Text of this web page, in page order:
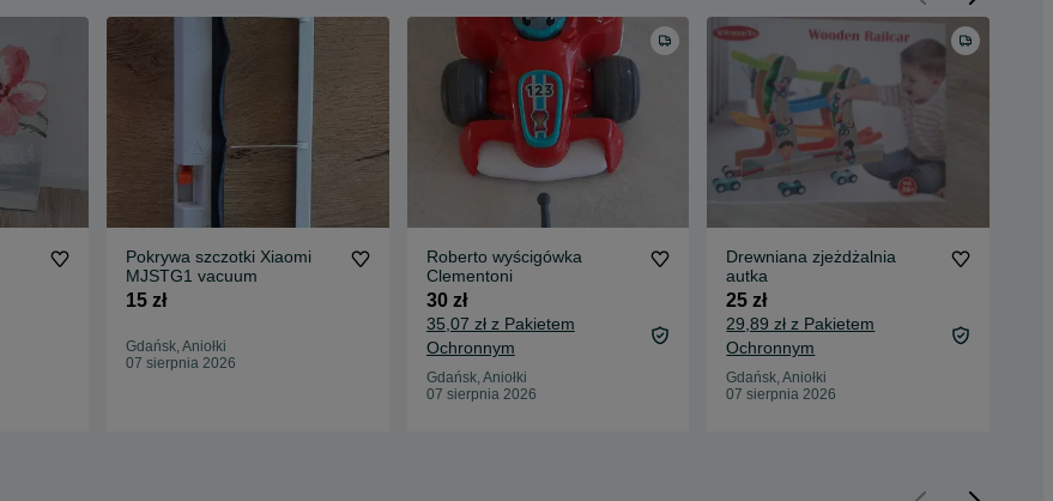
Pokrywa szczotki Xiaomi
MJSTG1 vacuum
15 zł
Gdańsk, Aniołki
07 sierpnia 2026
Roberto wyścigówka
Clementoni
30 zł
35,07 zł z Pakietem
Ochronnym
Gdańsk, Aniołki
07 sierpnia 2026
Drewniana zjeżdżalnia
autka
25 zł
29,89 zł z Pakietem
Ochronnym
Gdańsk, Aniołki
07 sierpnia 2026